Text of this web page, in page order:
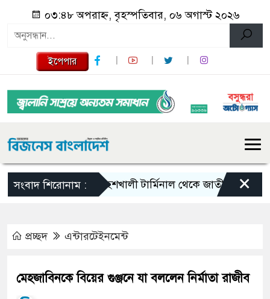
০৩:৪৮ অপরাহ্ন, বৃহস্পতিবার, ০৬ অগাস্ট ২০২৬
ইপেপার
সংবাদ শিরোনাম :মহেশখালী টার্মিনাল থেকে জাতীয় গ্রিডে যাচ্ছে
×
প্রচ্ছদ এন্টারটেইনমেন্ট
মেহজাবিনকে বিয়ের গুঞ্জনে যা বললেন নির্মাতা রাজীব